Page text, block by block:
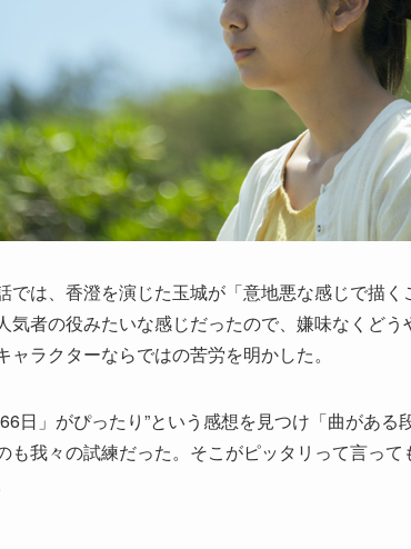
では、香澄を演じた玉城が「意地悪な感じで描
気者の役みたいな感じだったので、嫌味なくど
ラクターならではの苦労を明かした。
日」がぴったり”という感想を見つけ「曲があ
も我々の試練だった。そこがピッタリって言っ